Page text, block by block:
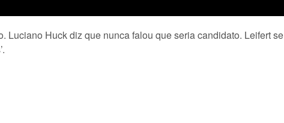
Luciano Huck diz que nunca falou que seria candidato. Leifert se